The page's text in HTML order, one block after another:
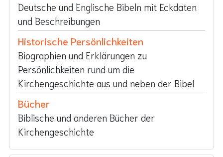
Deutsche und Englische Bibeln mit Eckdaten
und Beschreibungen
Historische Persönlichkeiten
Biographien und Erklärungen zu
Persönlichkeiten rund um die
Kirchengeschichte aus und neben der Bibel
Bücher
Biblische und anderen Bücher der
Kirchengeschichte